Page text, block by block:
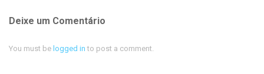
Deixe um Comentário
You must be logged in to post a comment.